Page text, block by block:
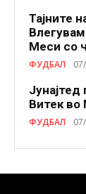
Тајните
Меси со
ФУДБАЛ
Јунајтед
Витек
ФУДБАЛ